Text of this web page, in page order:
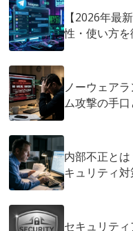
【2026年最
性・使い方
ノーウェア
ム攻撃の手
内部不正と
キュリティ
セキュリテ